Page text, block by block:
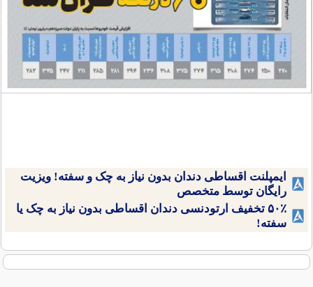
ایمپلنت اقساطی دندان بدون نیاز به چک و سفته! ویزیت
رایگان توسط متخصص
۵۰٪ تخفیف ارتودنسی دندان اقساطی بدون نیاز به چک یا
سفته!